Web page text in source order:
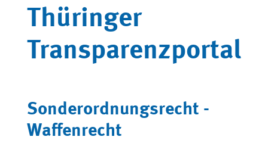
Thüringer
Transparenzportal
Sonderordnungsrecht -
Waffenrecht